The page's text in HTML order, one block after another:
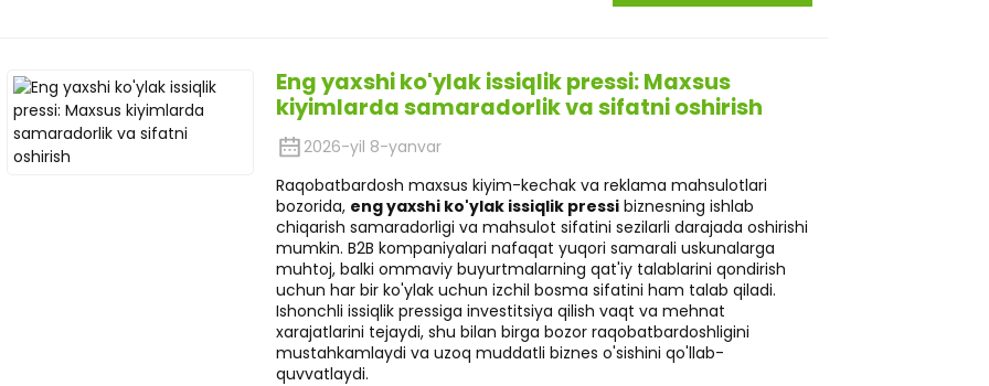
Eng yaxshi ko'ylak issiqlik pressi: Maxsus
kiyimlarda samaradorlik va sifatni oshirish
2026-yil 8-yanvar
Raqobatbardosh maxsus kiyim-kechak va reklama mahsulotlari
bozorida, eng yaxshi ko'ylak issiqlik pressi biznesning ishlab
chiqarish samaradorligi va mahsulot sifatini sezilarli darajada oshirishi
mumkin. B2B kompaniyalari nafaqat yuqori samarali uskunalarga
muhtoj, balki ommaviy buyurtmalarning qat'iy talablarini qondirish
uchun har bir ko'ylak uchun izchil bosma sifatini ham talab qiladi.
Ishonchli issiqlik pressiga investitsiya qilish vaqt va mehnat
xarajatlarini tejaydi, shu bilan birga bozor raqobatbardoshligini
mustahkamlaydi va uzoq muddatli biznes o'sishini qo'llab-
quvvatlaydi.